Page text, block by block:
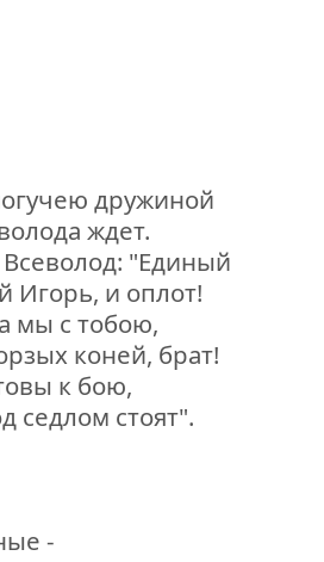
дружиной
ждет.
"Единый
Игорь, и оплот!
мы с тобою,
коней, брат!
к бою,
седлом стоят".
-